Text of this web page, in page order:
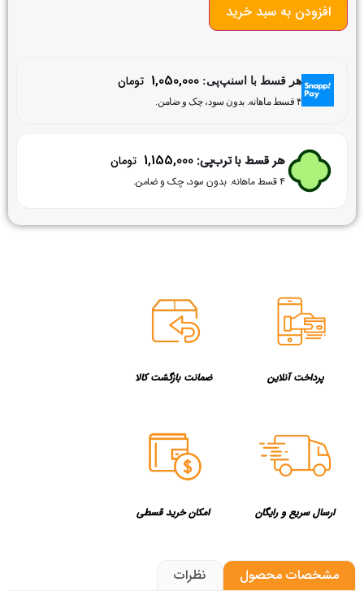
افزودن به سبد خرید
هر قسط با اسنپ‌پی: 1,050,000 تومان
۴ قسط ماهانه. بدون سود، چک و ضامن.
هر قسط با ترب‌پی: 1,155,000 تومان
۴ قسط ماهانه. بدون سود، چک و ضامن.
پرداخت آنلاین ضمانت بازگشت کالا
ارسال سریع و رایگان امکان خرید قسطی
مشخصات محصول نظرات